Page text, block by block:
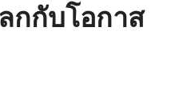
กกับโอกาส